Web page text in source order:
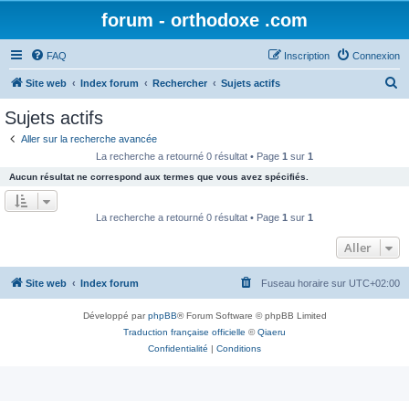
forum - orthodoxe .com
FAQ Connexion
Inscription
Site web Index forum Rechercher Sujets actifs
e
r
Sujets actifs
Aller sur la recherche avancée
La recherche a retourné 0 résultat • Page 1 sur 1
Aucun résultat ne correspond aux termes que vous avez spécifiés.
La recherche a retourné 0 résultat • Page 1 sur 1
Aller
Site web Index forum Fuseau horaire sur UTC+02:00
Développé parphpBB® Forum Software © phpBB Limited
Traduction française officielle ©Qiaeru
Confidentialité | Conditions